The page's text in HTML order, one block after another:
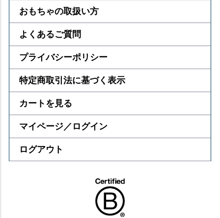
おもちゃの取扱い方
よくあるご質問
プライバシーポリシー
特定商取引法に基づく表示
カートを見る
マイページ／ログイン
ログアウト